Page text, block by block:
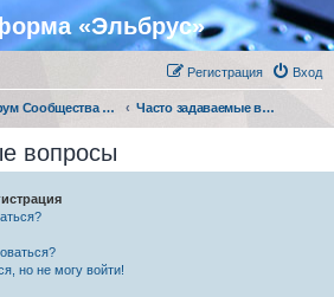
«Эльбрус»
Вход
Регистрация
Форум Сообщества Эльбрус Часто задаваемые вопросы
вопросы
но не могу войти!